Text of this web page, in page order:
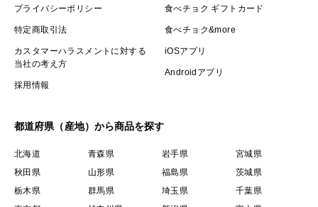
プライバシーポリシー
特定商取引法
カスタマーハラスメントに対する
当社の考え方
採用情報
食べチョク ギフトカード
食べチョク&more
iOSアプリ
Androidアプリ
都道府県（産地）から商品を探す
北海道 青森県 岩手県
宮城県
秋田県
山形県 福島県
茨城県
栃木県
群馬県 埼玉県
千葉県